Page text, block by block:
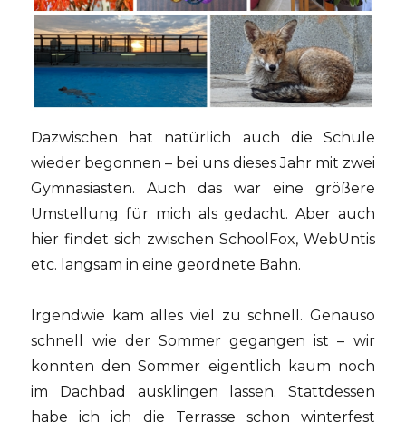
Dazwischen hat natürlich auch die Schule
wieder begonnen – bei uns dieses Jahr mit zwei
Gymnasiasten. Auch das war eine größere
Umstellung für mich als gedacht. Aber auch
hier findet sich zwischen SchoolFox, WebUntis
etc. langsam in eine geordnete Bahn.
Irgendwie kam alles viel zu schnell. Genauso
schnell wie der Sommer gegangen ist – wir
konnten den Sommer eigentlich kaum noch
im Dachbad ausklingen lassen. Stattdessen
habe ich ich die Terrasse schon winterfest